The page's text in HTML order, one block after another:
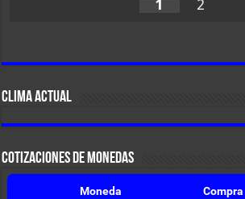
1 2
CLIMA ACTUAL
COTIZACIONES DE MONEDAS
Moneda Compra